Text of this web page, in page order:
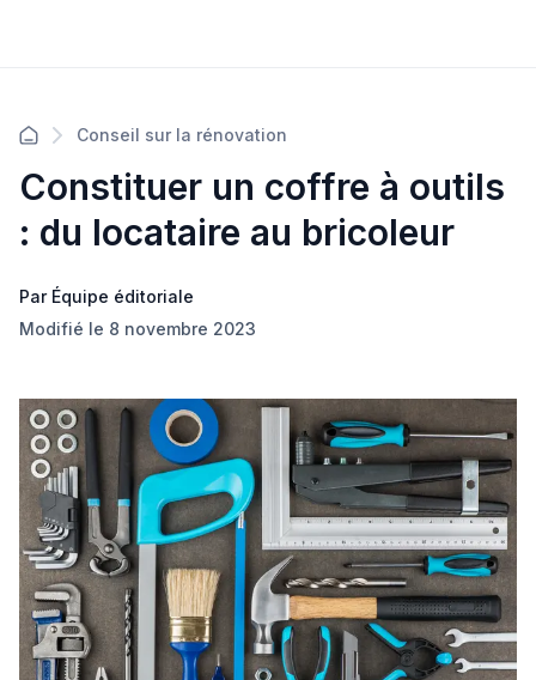
Conseil sur la rénovation
Constituer un coffre à outils
: du locataire au bricoleur
Par Équipe éditoriale
Modifié le 8 novembre 2023